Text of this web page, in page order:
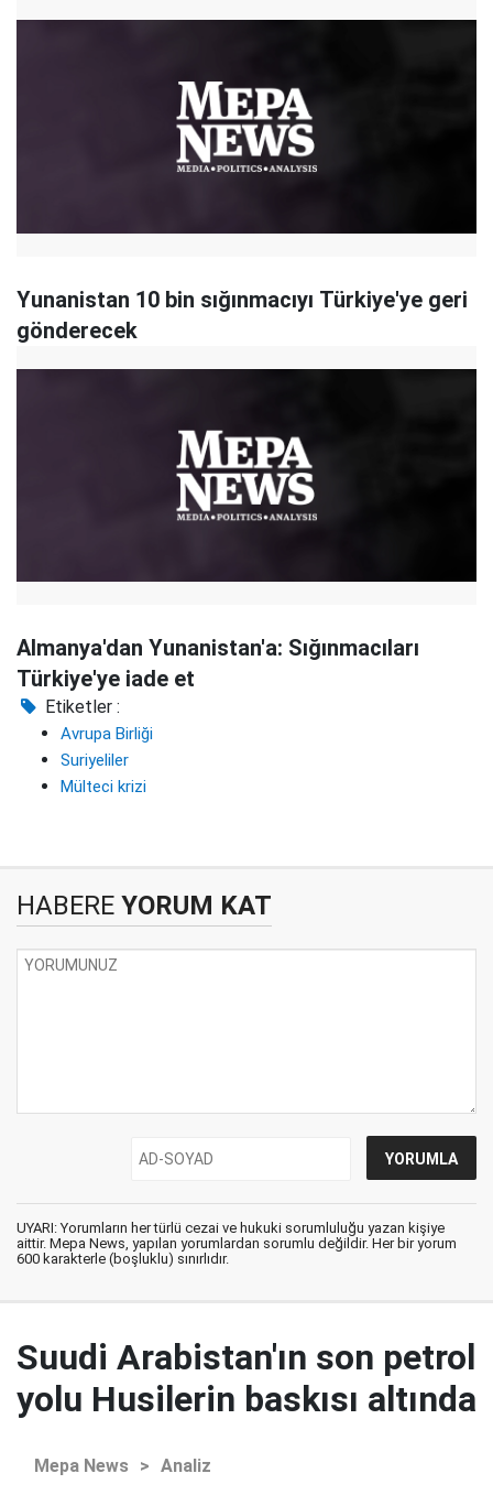
Yunanistan 10 bin sığınmacıyı Türkiye'ye geri
gönderecek
Almanya'dan Yunanistan'a: Sığınmacıları
Türkiye'ye iade et
Etiketler :
Avrupa Birliği
Suriyeliler
Mülteci krizi
HABERE YORUM KAT
UYARI: Yorumların her türlü cezai ve hukuki sorumluluğu yazan kişiye
aittir. Mepa News, yapılan yorumlardan sorumlu değildir. Her bir yorum
600 karakterle (boşluklu) sınırlıdır.
Suudi Arabistan'ın son petrol
yolu Husilerin baskısı altında
Mepa News > Analiz